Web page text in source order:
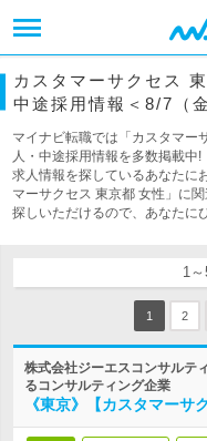
カスタマーサクセス
中途採用情報＜8/7（
マイナビ転職では「カスタマー
人・中途採用情報を多数掲載中
求人情報を探しているあなたに
マーサクセス 東京都 女性」に
探しいただけるので、あなたに
1
1 2
株式会社ジーエスコンサルテ
るコンサルティング企業
《東京》【カスタマーサ